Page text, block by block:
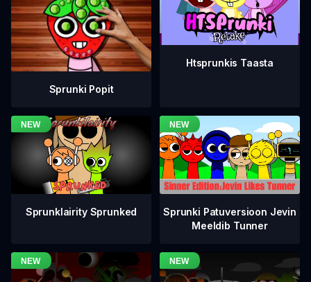
Sprunki Popit
Htsprunkis Taasta
Sprunklairity Sprunked
Sprunki Patuversioon Jevin
Meeldib Tunner